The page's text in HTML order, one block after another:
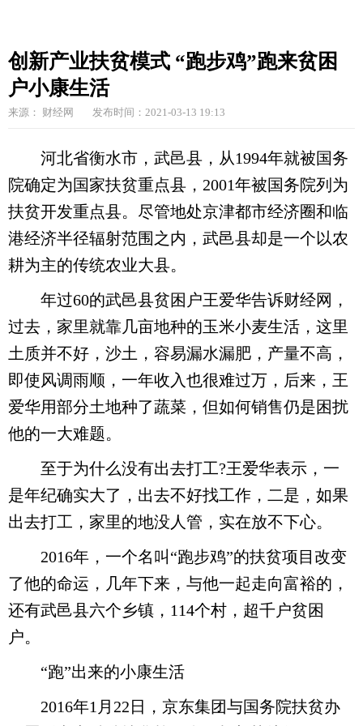
创新产业扶贫模式 “跑步鸡”跑来贫困
户小康生活
来源： 财经网 发布时间：2021-03-13 19:13
河北省衡水市，武邑县，从1994年就被国务
院确定为国家扶贫重点县，2001年被国务院列为
扶贫开发重点县。尽管地处京津都市经济圈和临
港经济半径辐射范围之内，武邑县却是一个以农
耕为主的传统农业大县。
年过60的武邑县贫困户王爱华告诉财经网，
过去，家里就靠几亩地种的玉米小麦生活，这里
土质并不好，沙土，容易漏水漏肥，产量不高，
即使风调雨顺，一年收入也很难过万，后来，王
爱华用部分土地种了蔬菜，但如何销售仍是困扰
他的一大难题。
至于为什么没有出去打工?王爱华表示，一
是年纪确实大了，出去不好找工作，二是，如果
出去打工，家里的地没人管，实在放不下心。
2016年，一个名叫“跑步鸡”的扶贫项目改变
了他的命运，几年下来，与他一起走向富裕的，
还有武邑县六个乡镇，114个村，超千户贫困
户。
“跑”出来的小康生活
2016年1月22日，京东集团与国务院扶贫办